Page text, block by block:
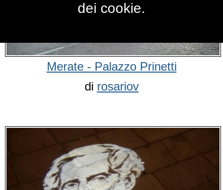
Merate - Palazzo Prinetti
di rosariov
dei cookie.